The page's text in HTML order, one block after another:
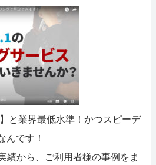
と業界最低水準！かつスピーデ
んです！
績から、ご利用者様の事例をま